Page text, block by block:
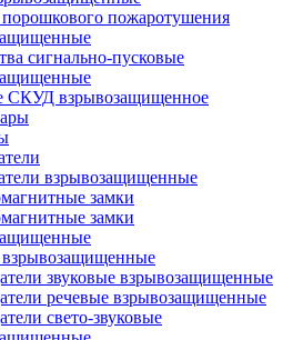
пожаротушения
сигнально-пусковые
СКУД взрывозащищенное
взрывозащищенные
замки
замки
звуковые взрывозащищенные
речевые взрывозащищенные
свето-звуковые